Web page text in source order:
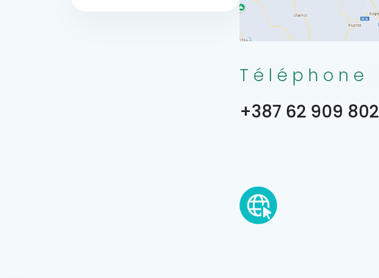
Téléphone
+387 62 909 802